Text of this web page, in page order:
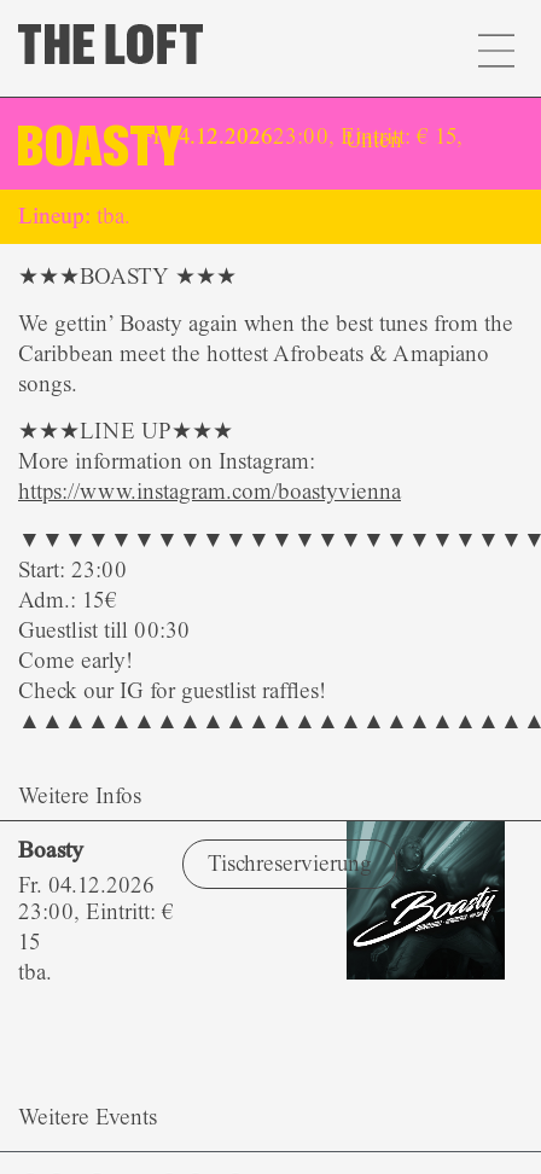
BOASTYFr.. 4.12.202623:00, Eintritt: € 15,
Unten
Lineup: tba.
★★★BOASTY ★★★
We gettin’ Boasty again when the best tunes from the
Caribbean meet the hottest Afrobeats & Amapiano
songs.
★★★LINE UP★★★
More information on Instagram:
https://www.instagram.com/boastyvienna
Start: 23:00
Adm.: 15€
Guestlist till 00:30
Come early!
Check our IG for guestlist raffles!
Weitere Infos
Boasty
Fr. 04.12.2026
23:00, Eintritt: €
15
tba.
Tischreservierung
Weitere Events